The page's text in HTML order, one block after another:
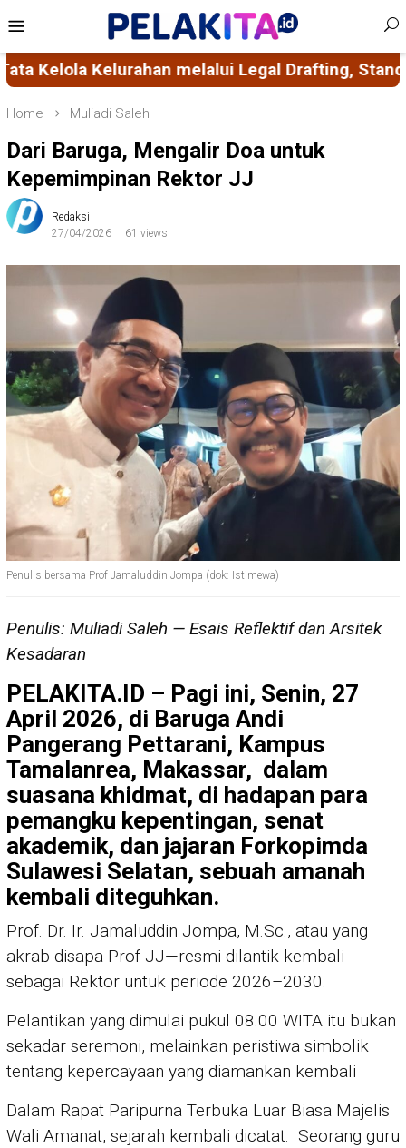
to
content
Menu
Drafting, Standarisasi Administrasi, serta
Home Muliadi Saleh
Dari Baruga, Mengalir Doa untuk
Kepemimpinan Rektor JJ
Redaksi
27/04/2026
61 views
Penulis bersama Prof Jamaluddin Jompa (dok: Istimewa)
Penulis: Muliadi Saleh — Esais Reflektif dan Arsitek
Kesadaran
PELAKITA.ID – Pagi ini, Senin, 27
April 2026, di Baruga Andi
Pangerang Pettarani, Kampus
Tamalanrea, Makassar, dalam
suasana khidmat, di hadapan para
pemangku kepentingan, senat
akademik, dan jajaran Forkopimda
Sulawesi Selatan, sebuah amanah
kembali diteguhkan.
Prof. Dr. Ir. Jamaluddin Jompa, M.Sc., atau yang
akrab disapa Prof JJ—resmi dilantik kembali
sebagai Rektor untuk periode 2026–2030.
Pelantikan yang dimulai pukul 08.00 WITA itu bukan
sekadar seremoni, melainkan peristiwa simbolik
tentang kepercayaan yang diamankan kembali
Dalam Rapat Paripurna Terbuka Luar Biasa Majelis
Wali Amanat, sejarah kembali dicatat. Seorang guru